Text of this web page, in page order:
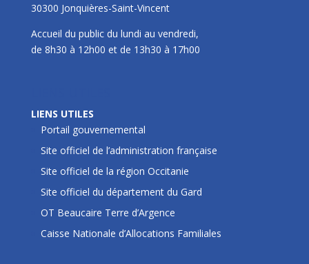
30300 Jonquières-Saint-Vincent
Accueil du public du lundi au vendredi,
de 8h30 à 12h00 et de 13h30 à 17h00
LIENS UTILES
Portail gouvernemental
Site officiel de l’administration française
Site officiel de la région Occitanie
Site officiel du département du Gard
OT Beaucaire Terre d’Argence
Caisse Nationale d’Allocations Familiales